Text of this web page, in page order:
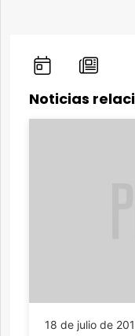
Noticias
18 de julio de